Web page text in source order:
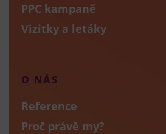
PPC kampaně
Vizitky a letáky
O NÁS
Reference
Proč právě my?